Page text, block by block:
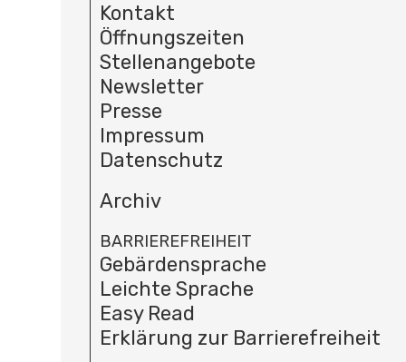
Kontakt
Öffnungszeiten
Stellenangebote
Newsletter
Presse
Impressum
Datenschutz
Archiv
BARRIEREFREIHEIT
Gebärdensprache
Leichte Sprache
Easy Read
Erklärung zur Barrierefreiheit